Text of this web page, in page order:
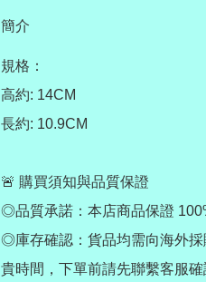
簡介
規格：
高約: 14CM
長約: 10.9CM
🚨 購買須知與品質保證
◎品質承諾：本店商品保證
◎庫存確認：貨品均需向海外
貴時間，下單前請先聯繫客服確